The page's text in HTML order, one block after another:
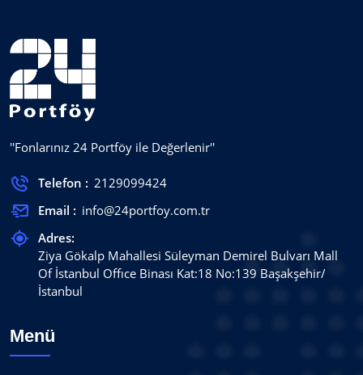
''Fonlarınız 24 Portföy ile Değerlenir''
Telefon : 2129099424
Email : info@24portfoy.com.tr
Adres:
Ziya Gökalp Mahallesi Süleyman Demirel Bulvarı Mall
Of İstanbul Offıce Binası Kat:18 No:139 Başakşehir/
İstanbul
Menü